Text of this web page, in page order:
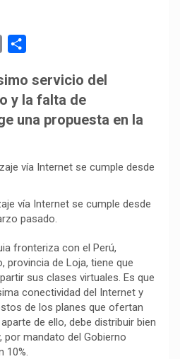
p
y
L
k
m
p
a
i
servicio del
y la falta de
una propuesta en la
vía Internet se cumple desde
pasado.
fronteriza con el Perú,
provincia de Loja, tiene que
sus clases virtuales. Es que
conectividad del Internet y
de los planes que ofertan
de ello, debe distribuir bien
por mandato del Gobierno
10%.